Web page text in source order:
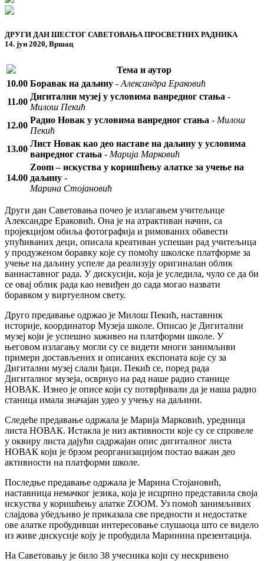
ДРУГИ ДАН ШЕСТОГ САВЕТОВАЊА ПРОСВЕТНИХ РАДНИКА
14. јун 2020, Вршац
Тема и аутор
10.00 Боравак на даљину - Александра Ераковић
11.00
Дигитални музеј у условима ванредног стања -
Милош Пекић
12.00
Радио Новак у условима ванредног стања - Милош
Пекић
13.00
Лист Новак као део наставе на даљину у условима
ванредног стања - Марија Марковић
14.00
Zoom – искуства у коришћењу алатке за учење на
даљину -
Марина Стојановић
Други дан Саветовања почео је излагањем учитељице
Александре Ераковић. Она је на атрактиван начин, са
пројекцијом обиља фотографија и римованих обавести
упућиваних деци, описала креативан успешан рад учитељица
у продуженом боравку које су помоћу школске платформе за
учење на даљину успеле да реализују оригиналан облик
ваннаставног рада. У дискусији, која је уследила, чуло се да би
се овај облик рада као невиђен до сада могао назвати
боравком у виртуелном свету.
Друго предавање одржао је Милош Пекић, наставник
историје, координатор Музеја школе. Описао је Дигитални
музеј који је успешно заживео на платформи школе. У
његовом излагању могли су се видети многи занимљиви
примери достављених и описаних експоната које су за
Дигитални музеј слали ђаци. Пекић се, поред рада
Дигиталног музеја, осврнуо на рад наше радио станице
НОВАК. Изнео је описе који су потврђивали да је наша радио
станица имала значајан удео у учењу на даљини.
Следеће предавање одржала је Марија Марковић, уредница
листа НОВАК. Истакла је низ активности које су се спровеле
у оквиру листа дајући садржајан опис дигиталног листа
НОВАК који је брзом реорганизацијом постао важан део
активности на платформи школе.
Последње предавање одржала је Марина Стојановић,
наставница немачког језика, која је исцрпно представила своја
искуства у коришћењу алатке ZOOM. Уз помоћ занимљивих
слајдова убедљиво је приказала све предности и недостатке
ове алатке пробудивши интересовање слушаоца што се видело
из живе дискусије коју је пробудила Маринина презентација.
На Саветовању је било 38 учесника који су нескривено